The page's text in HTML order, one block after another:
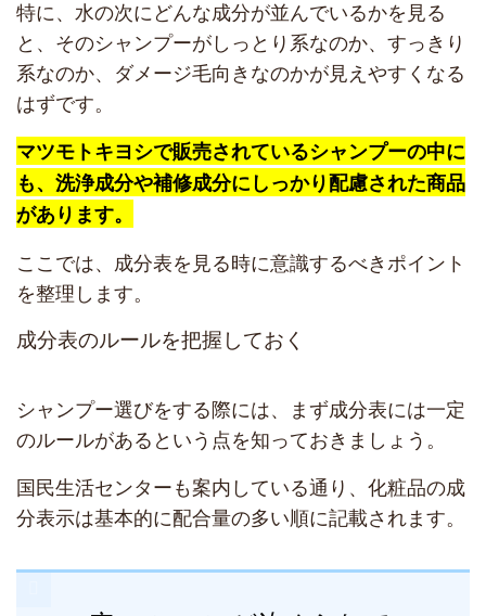
特に、水の次にどんな成分が並んでいるかを見る
と、そのシャンプーがしっとり系なのか、すっきり
系なのか、ダメージ毛向きなのかが見えやすくなる
はずです。
マツモトキヨシで販売されているシャンプーの中に
も、洗浄成分や補修成分にしっかり配慮された商品
があります。
ここでは、成分表を見る時に意識するべきポイント
を整理します。
成分表のルールを把握しておく
シャンプー選びをする際には、まず成分表には一定
のルールがあるという点を知っておきましょう。
国民生活センターも案内している通り、化粧品の成
分表示は基本的に配合量の多い順に記載されます。